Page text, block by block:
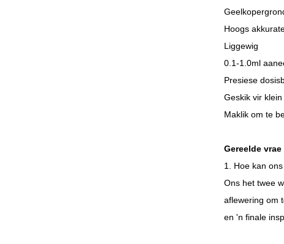
Hoogs
Liggewig
0.1-1.0ml
Presiese
Geskik vir
Maklik om te
Gereelde vrae
1. Hoe kan
Ons het twee
aflewering om
en 'n finale